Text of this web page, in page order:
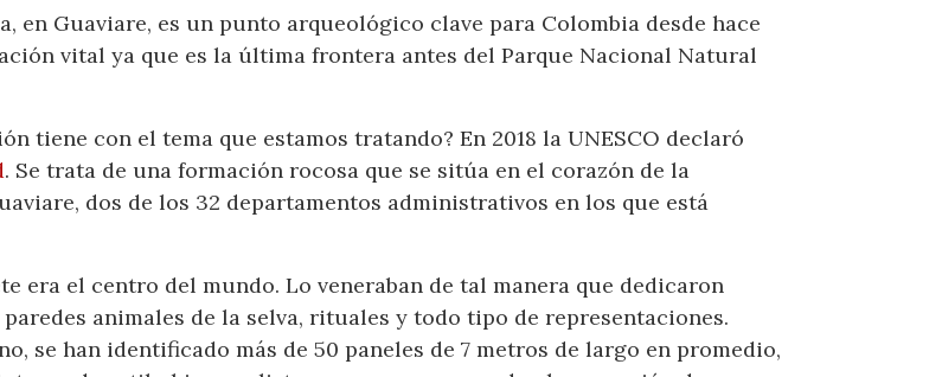
en Guaviare, es un punto arqueológico clave para Colombia desde hace
vital ya que es la última frontera antes del Parque Nacional Natural
tiene con el tema que estamos tratando? En 2018 la UNESCO declaró
. Se trata de una formación rocosa que se sitúa en el corazón de la
dos de los 32 departamentos administrativos en los que está
era el centro del mundo. Lo veneraban de tal manera que dedicaron
animales de la selva, rituales y todo tipo de representaciones.
se han identificado más de 50 paneles de 7 metros de largo en promedio,